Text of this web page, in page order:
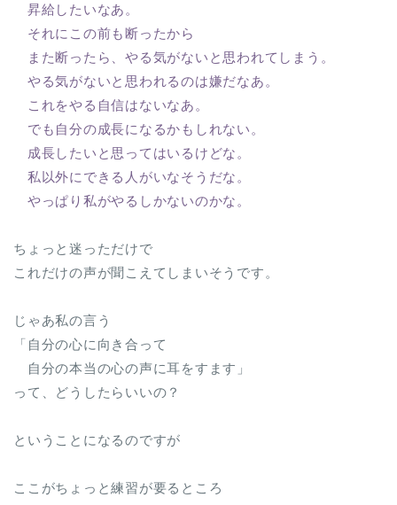
昇給したいなあ。
それにこの前も断ったから
また断ったら、やる気がないと思われてしまう。
やる気がないと思われるのは嫌だなあ。
これをやる自信はないなあ。
でも自分の成長になるかもしれない。
成長したいと思ってはいるけどな。
私以外にできる人がいなそうだな。
やっぱり私がやるしかないのかな。
ちょっと迷っただけで
これだけの声が聞こえてしまいそうです。
じゃあ私の言う
「自分の心に向き合って
自分の本当の心の声に耳をすます」
って、どうしたらいいの？
ということになるのですが
ここがちょっと練習が要るところ